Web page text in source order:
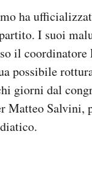
ha
I suoi
il coordinatore
possibile
giorni dal
Matteo Salvini,